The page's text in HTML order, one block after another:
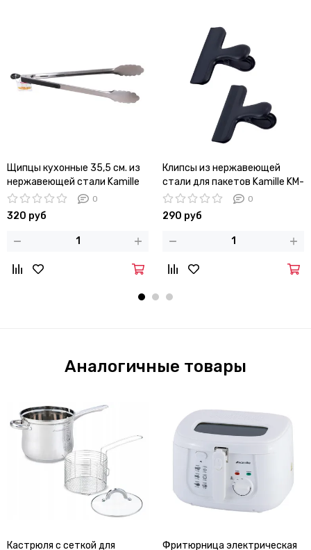
Щипцы кухонные 35,5 см. из
нержавеющей стали Kamille
КМ-7519
0
320 руб
Клипсы из нержавеющей
стали для пакетов Kamille KM-
8839 (2 шт) для хранения
сыпучих продуктов
0
290 руб
Аналогичные товары
Кастрюля с сеткой для
Фритюрница электрическая